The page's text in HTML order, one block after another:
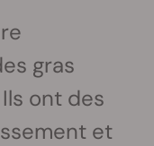
gras
ont des
et